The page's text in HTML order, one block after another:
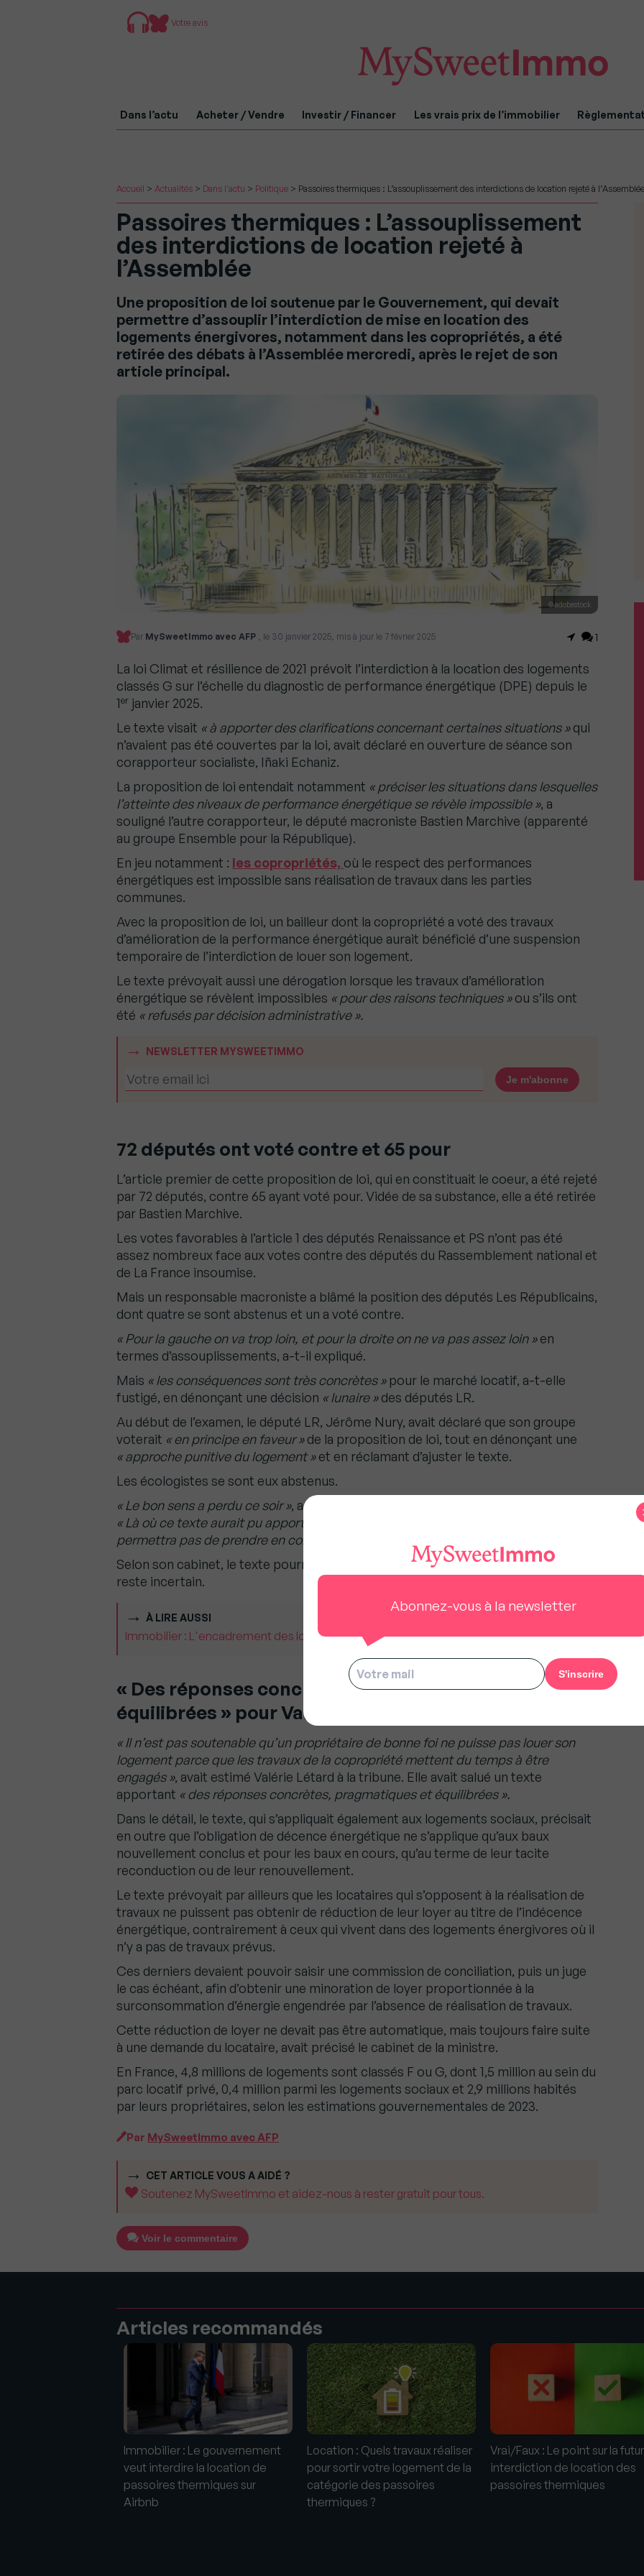
Votre avis
Dans l’actu Acheter / Vendre Investir / Financer Les vrais prix de l’immobilier
Accueil > Actualités > Dans l'actu > Politique > Passoires thermiques : L’assouplissement des interdictions de location rejeté à l’Assemblée
Passoires thermiques : L’assouplissement
des interdictions de location rejeté à
l’Assemblée
Une proposition de loi soutenue par le Gouvernement, qui devait
permettre d’assouplir l’interdiction de mise en location des
logements énergivores, notamment dans les copropriétés, a été
retirée des débats à l’Assemblée mercredi, après le rejet de son
article principal.
© adobestock
Par MySweetImmo avec AFP , le 30 janvier 2025, mis à jour le 7 février 2025 1
La loi Climat et résilience de 2021 prévoit l’interdiction à la location des logements
classés G sur l’échelle du diagnostic de performance énergétique (DPE) depuis le
1er janvier 2025.
Le texte visait « à apporter des clarifications concernant certaines situations »qui
n’avaient pas été couvertes par la loi, avait déclaré en ouverture de séance son
corapporteur socialiste, Iñaki Echaniz.
La proposition de loi entendait notamment « préciser les situations dans lesquelles
l’atteinte des niveaux de performance énergétique se révèle impossible », a
souligné l’autre corapporteur, le député macroniste Bastien Marchive (apparenté
au groupe Ensemble pour la République).
En jeu notamment : les copropriétés, où le respect des performances
énergétiques est impossible sans réalisation de travaux dans les parties
communes.
Avec la proposition de loi, un bailleur dont la copropriété a voté des travaux
d’amélioration de la performance énergétique aurait bénéficié d’une suspension
temporaire de l’interdiction de louer son logement.
Le texte prévoyait aussi une dérogation lorsque les travaux d’amélioration
énergétique se révèlent impossibles « pour des raisons techniques »ou s’ils ont
été « refusés par décision administrative ».
NEWSLETTER MYSWEETIMMO
72 députés ont voté contre et 65 pour
L’article premier de cette proposition de loi, qui en constituait le coeur, a été rejeté
par 72 députés, contre 65 ayant voté pour. Vidée de sa substance, elle a été retirée
par Bastien Marchive.
Les votes favorables à l’article 1 des députés Renaissance et PS n’ont pas été
assez nombreux face aux votes contre des députés du Rassemblement national et
de La France insoumise.
Mais un responsable macroniste a blâmé la position des députés Les Républicains,
dont quatre se sont abstenus et un a voté contre.
« Pour la gauche on va trop loin, et pour la droite on ne va pas assez loin »en
termes d’assouplissements, a-t-il expliqué.
Mais « les conséquences sont très concrètes »pour le marché locatif, a-t-elle
fustigé, en dénonçant une décision « lunaire »des députés LR.
Au début de l’examen, le député LR, Jérôme Nury, avait déclaré que son groupe
voterait « en principe en faveur »de la proposition de loi, tout en dénonçant une
« approche punitive du logement »et en réclamant d’ajuster le texte.
Les écologistes se sont eux abstenus.
« Le bon sens a perdu ce soir », a regretté la ministre du Logement, Valérie Létard.
« Là où ce texte aurait pu apporter souplesse et pragmatisme, son rejet ne
permettra pas de prendre en compte la réalité du terrain. »
Selon son cabinet, le texte pourrait être de nouveau présenté, même si son avenir
reste incertain.
À LIRE AUSSI
Immobilier : L'encadrement des loyers pourrait être prolongé pendant deux ans
« Des réponses concrètes, pragmatiques et
équilibrées » pour Valérie Létard
« Il n’est pas soutenable qu’un propriétaire de bonne foi ne puisse pas louer son
logement parce que les travaux de la copropriété mettent du temps à être
engagés », avait estimé Valérie Létard à la tribune. Elle avait salué un texte
apportant « des réponses concrètes, pragmatiques et équilibrées ».
Dans le détail, le texte, qui s’appliquait également aux logements sociaux, précisait
en outre que l’obligation de décence énergétique ne s’applique qu’aux baux
nouvellement conclus et pour les baux en cours, qu’au terme de leur tacite
reconduction ou de leur renouvellement.
Le texte prévoyait par ailleurs que les locataires qui s’opposent à la réalisation de
travaux ne puissent pas obtenir de réduction de leur loyer au titre de l’indécence
énergétique, contrairement à ceux qui vivent dans des logements énergivores où il
n’y a pas de travaux prévus.
Ces derniers devaient pouvoir saisir une commission de conciliation, puis un juge
le cas échéant, afin d’obtenir une minoration de loyer proportionnée à la
surconsommation d’énergie engendrée par l’absence de réalisation de travaux.
Cette réduction de loyer ne devait pas être automatique, mais toujours faire suite
à une demande du locataire, avait précisé le cabinet de la ministre.
En France, 4,8 millions de logements sont classés F ou G, dont 1,5 million au sein du
parc locatif privé, 0,4 million parmi les logements sociaux et 2,9 millions habités
par leurs propriétaires, selon les estimations gouvernementales de 2023.
Par MySweetImmo avec AFP
CET ARTICLE VOUS A AIDÉ ?
Soutenez MySweetImmo et aidez-nous à rester gratuit pour tous.
Voir le commentaire
Articles recommandés
Immobilier : Le gouvernement
veut interdire la location de
passoires thermiques sur
Airbnb
Location : Quels travaux réaliser
pour sortir votre logement de la
catégorie des passoires
thermiques ?
Vrai/Faux : Le point sur la
interdiction de location des
passoires thermiques
Abonnez-vous à la newsletter